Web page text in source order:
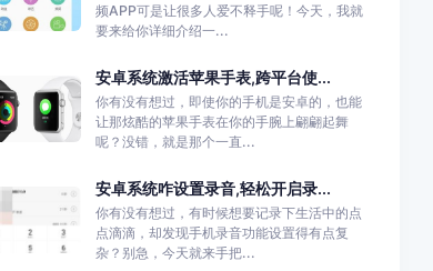
频APP可是让很多人爱不释手呢！今天，我就
要来给你详细介绍一...
安卓系统激活苹果手表,跨平台使...
你有没有想过，即使你的手机是安卓的，也能
让那炫酷的苹果手表在你的手腕上翩翩起舞
呢？没错，就是那个一直...
安卓系统咋设置录音,轻松开启录...
你有没有想过，有时候想要记录下生活中的点
点滴滴，却发现手机录音功能设置得有点复
杂？别急，今天就来手把...